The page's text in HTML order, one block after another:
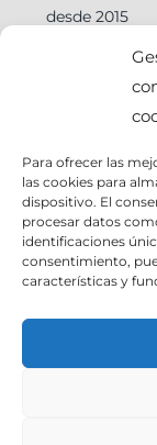
Para ofrecer las
las cookies para
dispositivo. El
procesar datos
identificaciones
consentimiento,
características y
desde 2015
Categorías
Contact
web y